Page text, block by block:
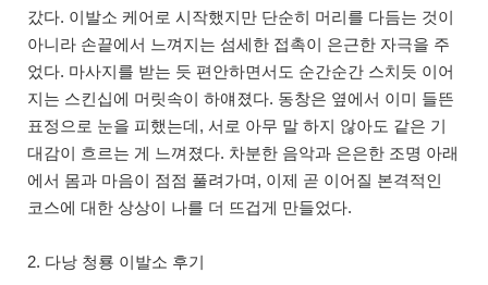
갔다. 이발소 케어로 시작했지만 단순히 머리를 다듬는 것이
아니라 손끝에서 느껴지는 섬세한 접촉이 은근한 자극을 주
었다. 마사지를 받는 듯 편안하면서도 순간순간 스치듯 이어
지는 스킨십에 머릿속이 하얘졌다. 동창은 옆에서 이미 들뜬
표정으로 눈을 피했는데, 서로 아무 말 하지 않아도 같은 기
대감이 흐르는 게 느껴졌다. 차분한 음악과 은은한 조명 아래
에서 몸과 마음이 점점 풀려가며, 이제 곧 이어질 본격적인
코스에 대한 상상이 나를 더 뜨겁게 만들었다.
2. 다낭 청룡 이발소 후기